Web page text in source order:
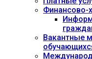
Финансово-
Вакантные